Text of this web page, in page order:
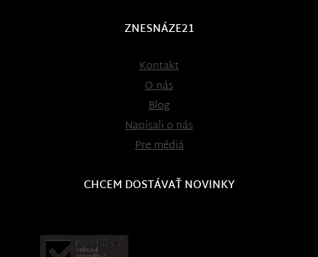
ZNESNÁZE21
Kontakt
O nás
Blog
Napísali o nás
Pre médiá
CHCEM DOSTÁVAŤ NOVINKY